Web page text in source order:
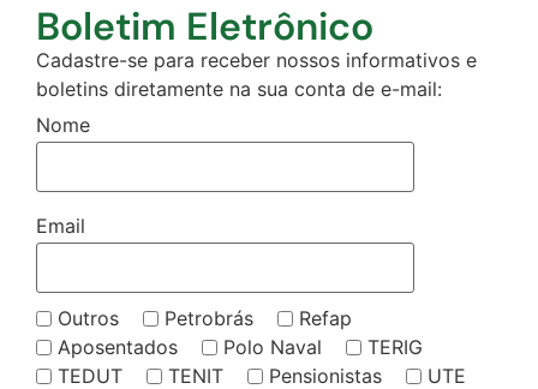
Boletim Eletrônico
Cadastre-se para receber nossos informativos e
boletins diretamente na sua conta de e-mail:
Nome
Email
Outros Petrobrás
Refap
Aposentados
Polo Naval
TERIG
TEDUT
TENIT Pensionistas
UTE